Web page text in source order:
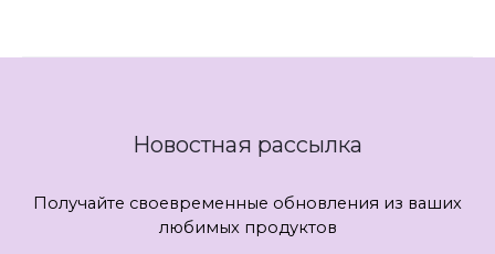
Новостная рассылка
Получайте своевременные обновления из ваших
любимых продуктов